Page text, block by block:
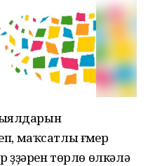
маҡсатлы ғүмер
төрлө өлкәлә